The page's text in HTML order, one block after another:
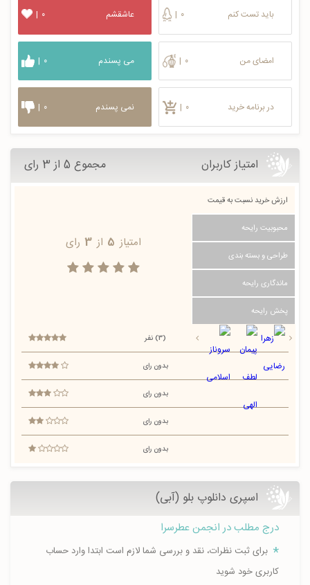
باید تست کنم | ۰
امضای من | ۰
در برنامه خرید | ۰
عاشقشم | ۰
می پسندم | ۰
نمی پسندم | ۰
امتیاز کاربران مجموع 5 از 3 رای
ارزش خرید نسبت به قیمت
محبوبیت رایحه
طراحی و بسته بندی
ماندگاری رایحه
پخش رایحه
امتیاز 5 از 3 رای
(3) نفر
بدون رای
بدون رای
بدون رای
بدون رای
اسپری دانلوپ بلو (آبی)
درج مطلب در انجمن عطرسرا
برای ثبت نظرات، نقد و بررسی شما لازم است ابتدا وارد حساب
کاربری خود شوید